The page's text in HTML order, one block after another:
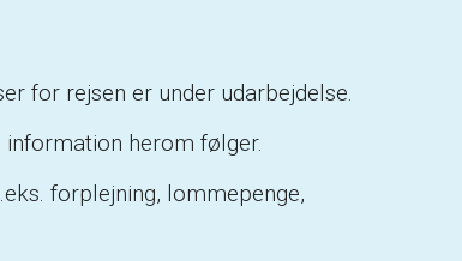
for rejsen er under udarbejdelse.
information herom følger.
forplejning, lommepenge,